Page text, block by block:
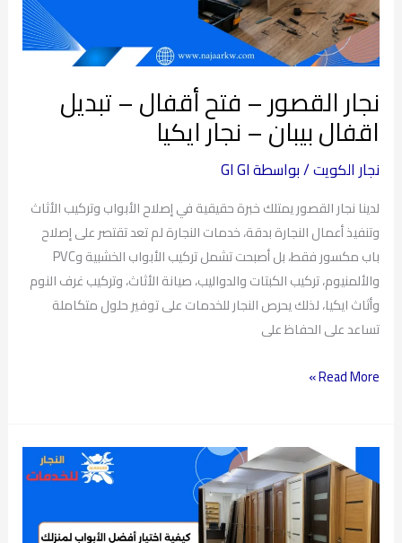
نجار القصور – فتح أقفال – تبديل
اقفال بيبان – نجار ايكيا
نجار الكويت/ بواسطةGI GI
لدينا نجار القصور يمتلك خبرة حقيقية في إصلاح الأبواب وتركيب الأثاث
وتنفيذ أعمال النجارة بدقة، خدمات النجارة لم تعد تقتصر على إصلاح
باب مكسور فقط، بل أصبحت تشمل تركيب الأبواب الخشبية وPVC
والألمنيوم، تركيب الكبتات والدواليب، صيانة الأثاث، وتركيب غرف النوم
وأثاث ايكيا، لذلك يحرص النجار للخدمات على توفير حلول متكاملة
تساعد على الحفاظ على
تبديل
اقفال
بيبان
–
نجار
ايكيا
Read More »
اختيار
أفضل
الأبواب